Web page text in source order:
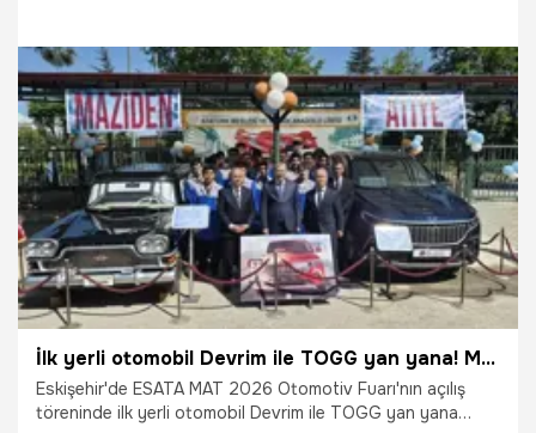
18.06.2026 Denizli
İlk yerli otomobil Devrim ile TOGG yan yana! Maziden atiye
Eskişehir'de ESATA MAT 2026 Otomotiv Fuarı'nın açılış
töreninde ilk yerli otomobil Devrim ile TOGG yan yana